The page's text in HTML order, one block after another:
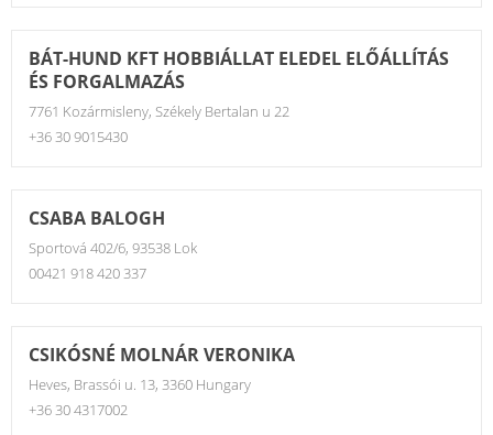
BÁT-HUND KFT HOBBIÁLLAT ELEDEL ELŐÁLLÍTÁS
ÉS FORGALMAZÁS
7761 Kozármisleny, Székely Bertalan u 22
+36 30 9015430
CSABA BALOGH
Sportová 402/6, 93538 Lok
00421 918 420 337
CSIKÓSNÉ MOLNÁR VERONIKA
Heves, Brassói u. 13, 3360 Hungary
+36 30 4317002